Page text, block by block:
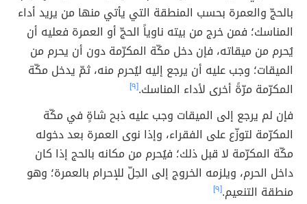
بالحجّ والعمرة بحسب المنطقة التي يأتي منها من يريد أداء
المناسك؛ فمن خرج من بيته ناوياً الحجّ أو العمرة فعليه أن
يُحرم من ميقاته، فإن دخل مكّة المكرّمة دون أن يحرم من
الميقات؛ وجب عليه أن يرجع إليه ليُحرم منه، ثمّ يدخل مكّة
المكرّمة مرّةً أخرى لأداء المناسك.[٩]
فإن لم يرجع إلى الميقات وجب عليه ذبح شاةٍ في مكّة
المكرّمة لتوزّع على الفقراء، وإذا نوى العمرة بعد دخوله
مكّة المكرّمة لا قبل ذلك؛ فيُحرم من مكانه بالحج إذا كان
داخل الحرم، ويلزمه الخروج إلى الحِلّ للإحرام بالعمرة؛ وهو
منطقة التنعيم.[٩]